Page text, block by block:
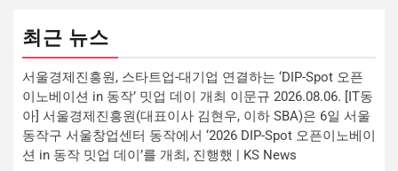
최근 뉴스
서울경제진흥원, 스타트업-대기업 연결하는 ‘DIP-Spot 오픈
이노베이션 in 동작’ 밋업 데이 개최 이문규 2026.08.06. [IT동
아] 서울경제진흥원(대표이사 김현우, 이하 SBA)은 6일 서울
동작구 서울창업센터 동작에서 ‘2026 DIP-Spot 오픈이노베이
션 in 동작 밋업 데이’를 개최, 진행했 | KS News